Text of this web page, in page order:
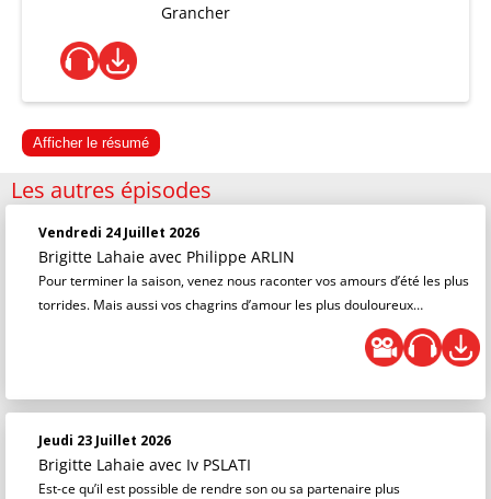
Grancher
Afficher le résumé
Les autres épisodes
Vendredi 24 Juillet 2026
Brigitte Lahaie avec Philippe ARLIN
Pour terminer la saison, venez nous raconter vos amours d’été les plus
torrides. Mais aussi vos chagrins d’amour les plus douloureux…
Jeudi 23 Juillet 2026
Brigitte Lahaie avec Iv PSLATI
Est-ce qu’il est possible de rendre son ou sa partenaire plus